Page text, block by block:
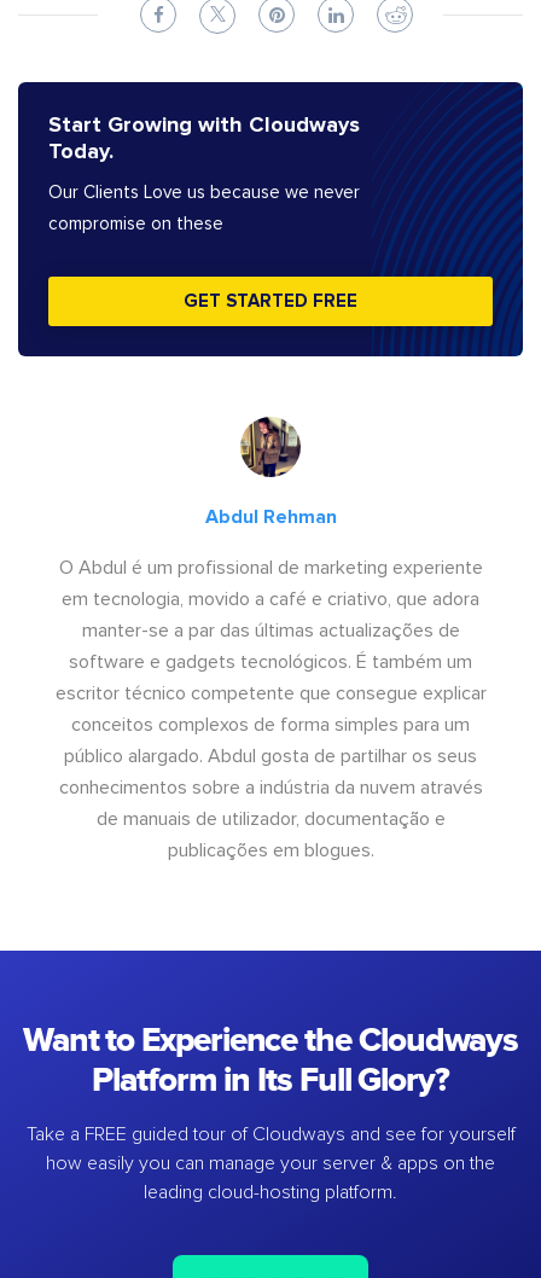
Start Growing with Cloudways
Today.
Our Clients Love us because we never
compromise on these
GET STARTED FREE
Abdul Rehman
O Abdul é um profissional de marketing experiente
em tecnologia, movido a café e criativo, que adora
manter-se a par das últimas actualizações de
software e gadgets tecnológicos. É também um
escritor técnico competente que consegue explicar
conceitos complexos de forma simples para um
público alargado. Abdul gosta de partilhar os seus
conhecimentos sobre a indústria da nuvem através
de manuais de utilizador, documentação e
publicações em blogues.
Want to Experience the Cloudways
Platform in Its Full Glory?
Take a FREE guided tour of Cloudways and see for yourself
how easily you can manage your server & apps on the
leading cloud-hosting platform.